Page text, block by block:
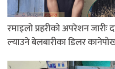
रमाइलो प्रहरीको अपरेशन जारीः
ल्याउने बेलबारीका डिलर